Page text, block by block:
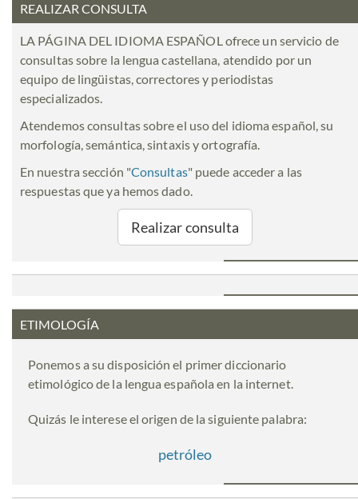
REALIZAR CONSULTA
LA PÁGINA DEL IDIOMA ESPAÑOL ofrece un servicio de
consultas sobre la lengua castellana, atendido por un
equipo de lingüistas, correctores y periodistas
especializados.
Atendemos consultas sobre el uso del idioma español, su
morfología, semántica, sintaxis y ortografía.
En nuestra sección "Consultas" puede acceder a las
respuestas que ya hemos dado.
Realizar consulta
ETIMOLOGÍA
Ponemos a su disposición el primer diccionario
etimológico de la lengua española en la internet.
Quizás le interese el origen de la siguiente palabra:
petróleo